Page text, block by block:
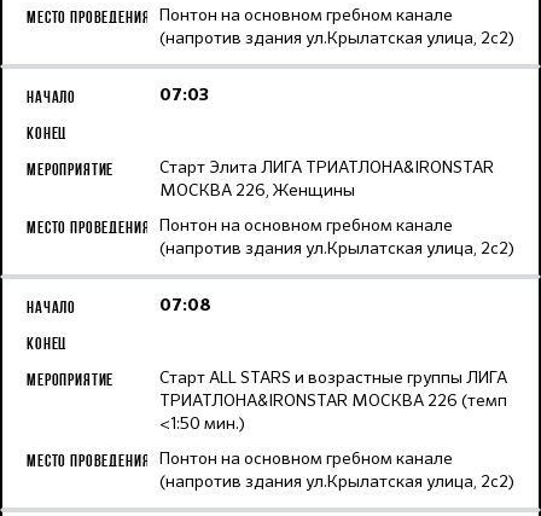
Понтон на основном гребном канале
(напротив здания ул.Крылатская улица, 2с2)
07:03
Старт Элита ЛИГА ТРИАТЛОНА&IRONSTAR
МОСКВА 226, Женщины
Понтон на основном гребном канале
(напротив здания ул.Крылатская улица, 2с2)
07:08
Старт ALL STARS и возрастные группы ЛИГА
ТРИАТЛОНА&IRONSTAR МОСКВА 226 (темп
<1:50 мин.)
Понтон на основном гребном канале
(напротив здания ул.Крылатская улица, 2с2)